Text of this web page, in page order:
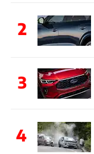
2
3
4